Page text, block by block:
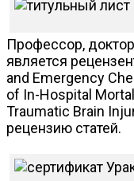
Профессор,
является
and Emergency
of In-Hospital
Traumatic Brain
рецензию статей.